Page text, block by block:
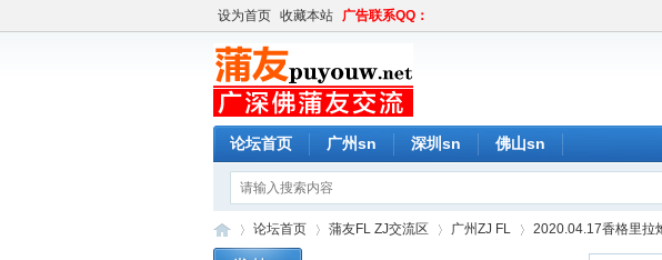
设为首页 收藏本站 广告联系QQ：
论坛首页 广州sn 深圳sn 佛山sn
论坛首页 蒲友FL ZJ交流区 广州ZJ FL 2020.04.17香格里拉